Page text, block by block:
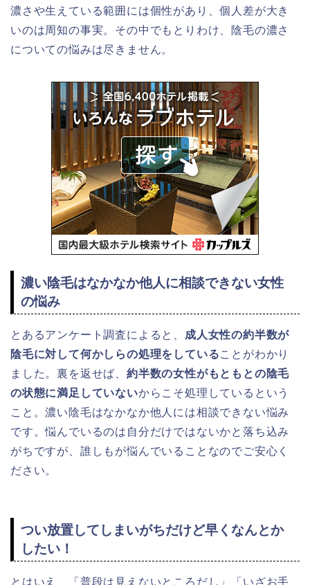
濃さや生えている範囲には個性があり、個人差が大き
いのは周知の事実。その中でもとりわけ、陰毛の濃さ
についての悩みは尽きません。
濃い陰毛はなかなか他人に相談できない女性
の悩み
とあるアンケート調査によると、 成人女性の約半数が
陰毛に対して何かしらの処理をしていることがわかり
ました。裏を返せば、 約半数の女性がもともとの陰毛
の状態に満足していないからこそ処理しているという
こと。濃い陰毛はなかなか他人には相談できない悩み
です。悩んでいるのは自分だけではないかと落ち込み
がちですが、誰しもが悩んでいることなのでご安心く
ださい。
つい放置してしまいがちだけど早くなんとか
したい！
とはいえ、「普段は見えないところだし」「いざお手